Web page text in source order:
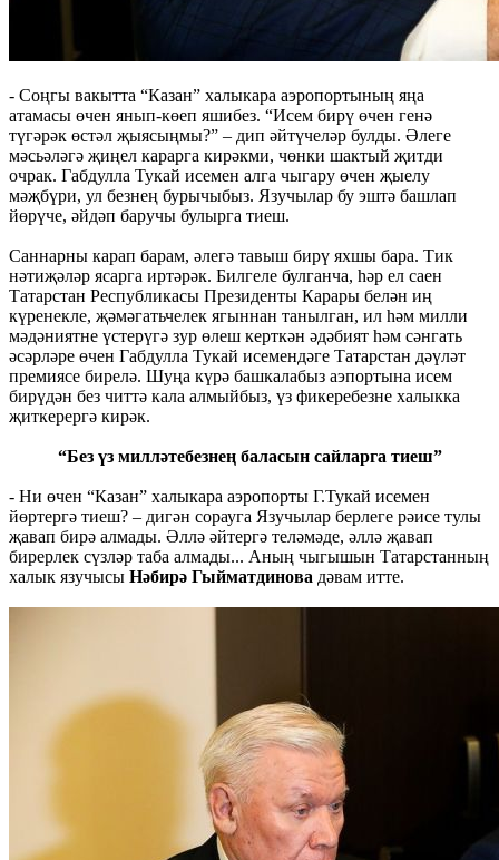
- Соңгы вакытта “Казан” халыкара аэропортының яңа
атамасы өчен янып-көеп яшибез. “Исем бирү өчен генә
түгәрәк өстәл җыясыңмы?” – дип әйтүчеләр булды. Әлеге
мәсьәләгә җиңел карарга кирәкми, чөнки шактый җитди
очрак. Габдулла Тукай исемен алга чыгару өчен җыелу
мәҗбүри, ул безнең бурычыбыз. Язучылар бу эштә башлап
йөрүче, әйдәп баручы булырга тиеш.
Саннарны карап барам, әлегә тавыш бирү яхшы бара. Тик
нәтиҗәләр ясарга иртәрәк. Билгеле булганча, һәр ел саен
Татарстан Республикасы Президенты Карары белән иң
күренекле, җәмәгатьчелек ягыннан танылган, ил һәм милли
мәдәниятне үстерүгә зур өлеш керткән әдәбият һәм сәнгать
әсәрләре өчен Габдулла Тукай исемендәге Татарстан дәүләт
премиясе бирелә. Шуңа күрә башкалабыз аэпортына исем
бирүдән без читтә кала алмыйбыз, үз фикеребезне халыкка
җиткерергә кирәк.
“Без үз милләтебезнең баласын сайларга тиеш”
- Ни өчен “Казан” халыкара аэропорты Г.Тукай исемен
йөртергә тиеш? – дигән сорауга Язучылар берлеге рәисе тулы
җавап бирә алмады. Әллә әйтергә теләмәде, әллә җавап
бирерлек сүзләр таба алмады... Аның чыгышын Татарстанның
халык язучысы Нәбирә Гыйматдинова дәвам итте.